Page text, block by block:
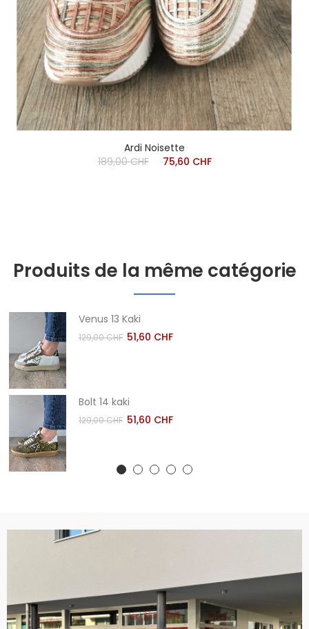
Ardi Noisette
189,00 CHF
75,60 CHF
Produits de la même catégorie
Venus 13 Kaki
129,00 CHF 51,60 CHF
Bolt 14 kaki
129,00 CHF 51,60 CHF